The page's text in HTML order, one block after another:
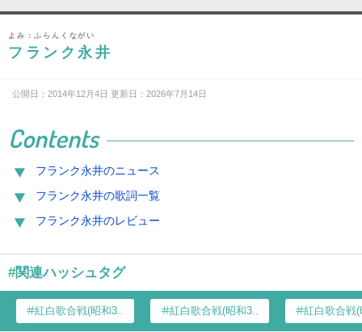
よみ：ふらんくながい
フランク永井
公開日：2014年12月4日 更新日：2026年7月14日
Contents
フランク永井のニュース
フランク永井の歌詞一覧
フランク永井のレビュー
#関連ハッシュタグ
紅白歌合戦(昭和3... 紅白歌合戦(昭和3... 紅白歌合戦